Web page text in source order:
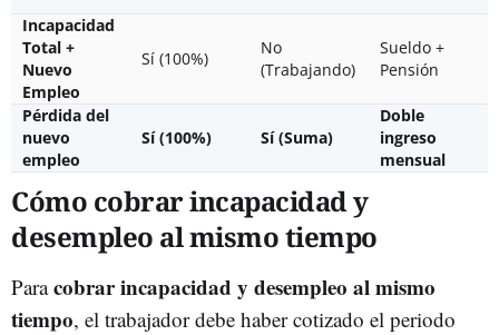
Incapacidad
Total +
Nuevo
Empleo
Sí (100%)
No
(Trabajando)
Sueldo +
Pensión
Pérdida del
nuevo
empleo
Sí (100%) Sí (Suma)
Doble
ingreso
mensual
Cómo cobrar incapacidad y
desempleo al mismo tiempo
Paracobrar incapacidad y desempleo al mismo
tiempo, el trabajador debe haber cotizado el periodo